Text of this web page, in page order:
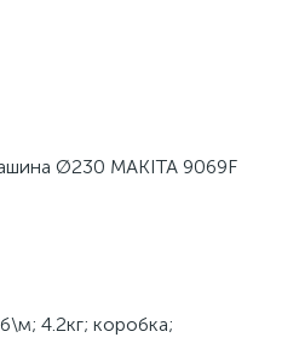
Ø230 MAKITA 9069F
4.2кг; коробка;